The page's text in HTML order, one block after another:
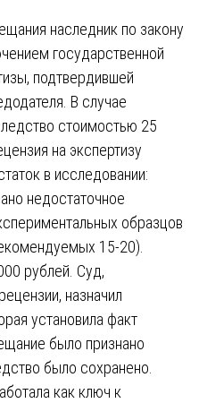
наследник по закону
государственной
подтвердившей
В случае
стоимостью 25
на экспертизу
в исследовании:
недостаточное
образцов
15-20).
рублей. Суд,
назначил
установила факт
было признано
было сохранено.
как ключ к